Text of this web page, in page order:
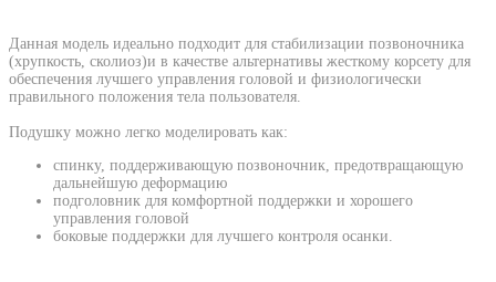
Данная модель идеально подходит для стабилизации позвоночника
(хрупкость, сколиоз)и в качестве альтернативы жесткому корсету для
обеспечения лучшего управления головой и физиологически
правильного положения тела пользователя.
Подушку можно легко моделировать как:
спинку, поддерживающую позвоночник, предотвращающую
дальнейшую деформацию
подголовник для комфортной поддержки и хорошего
управления головой
боковые поддержки для лучшего контроля осанки.